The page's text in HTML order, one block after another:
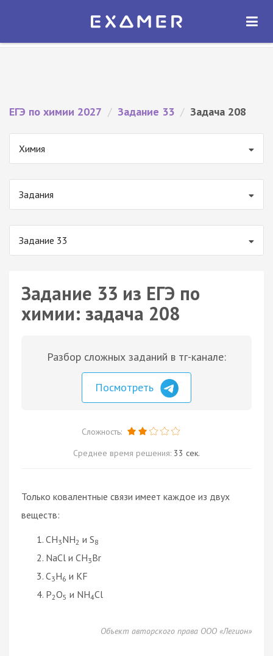
Экзамер — ЕГЭ 2027
ОТКРЫТЬ
ЕГЭ по химии 2027 / Задание 33 / Задача 208
Химия
Задания
Задание 33
Задание 33 из ЕГЭ по
химии: задача 208
Разбор сложных заданий в тг-канале:
Посмотреть
Сложность:
Среднее время решения: 33 сек.
Только ковалентные связи имеет каждое из двух
веществ:
CH3NH2 и S8
NaCl и CH3Br
C3H6 и KF
P2O5 и NH4Cl
Объект авторского права ООО «Легион»